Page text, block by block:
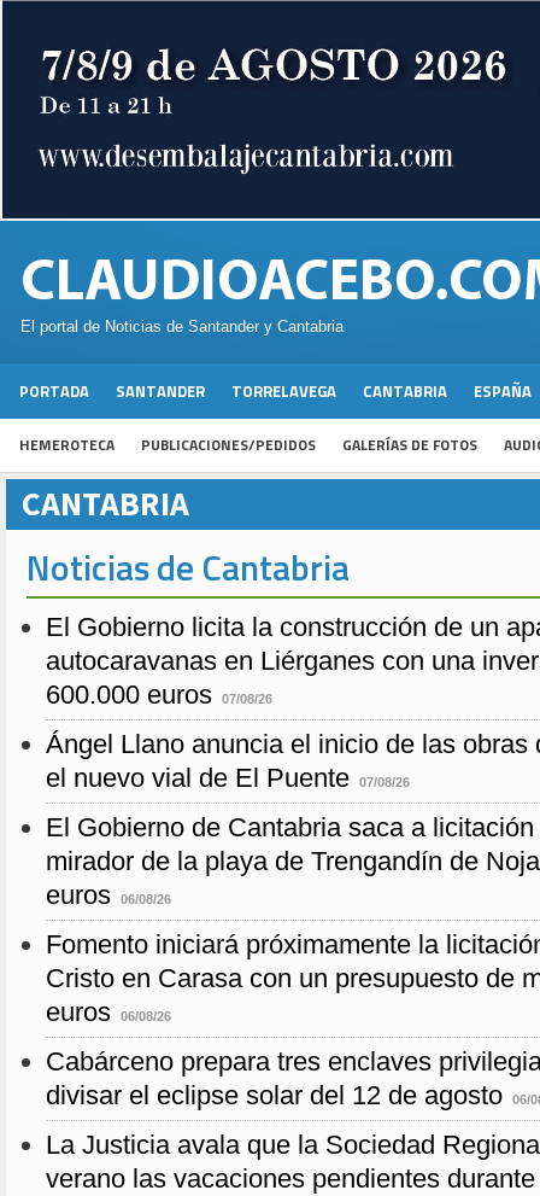
El portal de Noticias de Santander y Cantabria
PORTADA SANTANDER TORRELAVEGA CANTABRIA ESPAÑA
HEMEROTECA PUBLICACIONES/PEDIDOS GALERÍAS DE FOTOS
CANTABRIA
Noticias de Cantabria
El Gobierno licita la construcción de un
autocaravanas en Liérganes con una
600.000 euros
07/08/26
Ángel Llano anuncia el inicio de las
el nuevo vial de El Puente
07/08/26
El Gobierno de Cantabria saca a
mirador de la playa de Trengandín de
euros
06/08/26
Fomento iniciará próximamente la
Cristo en Carasa con un presupuesto de
euros
06/08/26
Cabárceno prepara tres enclaves
divisar el eclipse solar del 12 de agosto
06/
La Justicia avala que la Sociedad
verano las vacaciones pendientes